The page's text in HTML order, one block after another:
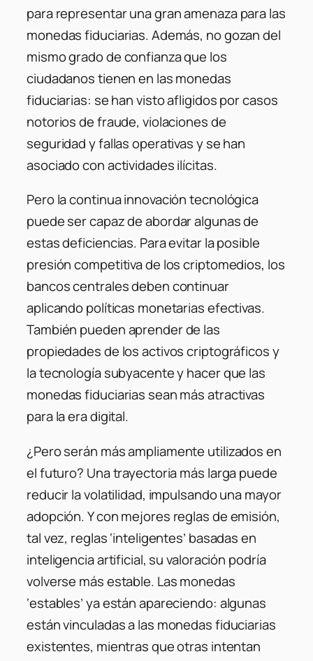
para representar una gran amenaza para las
monedas fiduciarias. Además, no gozan del
mismo grado de confianza que los
ciudadanos tienen en las monedas
fiduciarias: se han visto afligidos por casos
notorios de fraude, violaciones de
seguridad y fallas operativas y se han
asociado con actividades ilícitas.
Pero la continua innovación tecnológica
puede ser capaz de abordar algunas de
estas deficiencias. Para evitar la posible
presión competitiva de los criptomedios, los
bancos centrales deben continuar
aplicando políticas monetarias efectivas.
También pueden aprender de las
propiedades de los activos criptográficos y
la tecnología subyacente y hacer que las
monedas fiduciarias sean más atractivas
para la era digital.
¿Pero serán más ampliamente utilizados en
el futuro? Una trayectoria más larga puede
reducir la volatilidad, impulsando una mayor
adopción. Y con mejores reglas de emisión,
tal vez, reglas ‘inteligentes’ basadas en
inteligencia artificial, su valoración podría
volverse más estable. Las monedas
‘estables’ ya están apareciendo: algunas
están vinculadas a las monedas fiduciarias
existentes, mientras que otras intentan